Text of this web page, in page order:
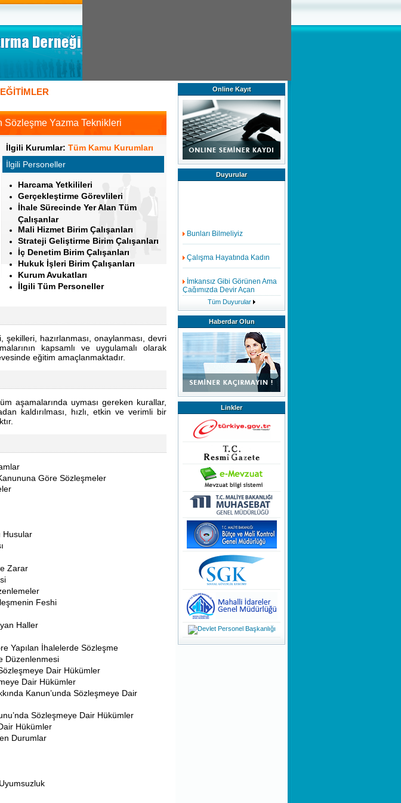
Yazma Teknikleri
İlgili Kurumlar: Tüm Kamu Kurumları
İlgili Personeller
Harcama Yetkilileri
Gerçekleştirme Görevlileri
İhale Sürecinde Yer Alan Tüm
Çalışanlar
Mali Hizmet Birim Çalışanları
Strateji Geliştirme Birim Çalışanları
İç Denetim Birim Çalışanları
Hukuk İşleri Birim Çalışanları
Kurum Avukatları
İlgili Tüm Personeller
hazırlanması, onaylanması, devri
kapsamlı ve uygulamalı olarak
eğitim amaçlanmaktadır.
aşamalarında uyması gereken kurallar,
kaldırılması, hızlı, etkin ve verimli bir
Göre Sözleşmeler
Husular
Zarar
Feshi
Haller
Yapılan İhalelerde Sözleşme
Düzenlenmesi
Dair Hükümler
Dair Hükümler
Kanun’unda Sözleşmeye Dair
Sözleşmeye Dair Hükümler
Hükümler
Durumlar
Online Kayıt
Duyurular
İmkansız Gibi Görünen Ama
Çağımızda Devir Açan
Buluşlar
Mükemmelliğin
Modellenmesi
Evsel Katı Atık Tarife Raporu
Hazırlanmasında Dikkat
Edilmesi Gerekenler
İç Kontrol Neden Önemlidir
Hizmetiçi Eğitim
Faaliyetlerimiz Tüm Hızıyla
Devam Etmektedir,Göstermiş
Olduğunuz Yoğun İlgiden
Dolayı Teşekkür Eder Saygılar
Sunarız.
EĞİTİMDE FARKINDALIK
MEMURLARIN ÜCRETSİZ
İZİN HAKLARI
KAMUOYUNA
DUYURULUR!
Teknoloji ile Şekillenen Yeni
Nesil
Dinamik Olmanın Önemi
Tüm Duyurular
Haberdar Olun
Linkler